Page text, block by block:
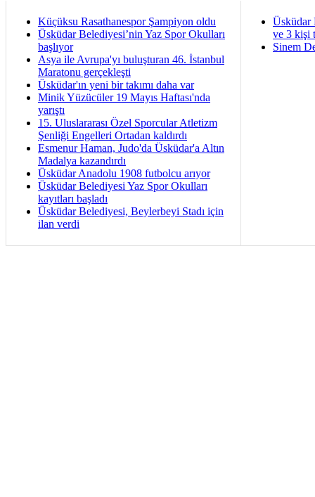
Küçüksu Rasathanespor Şampiyon oldu
Üsküdar Belediyesi’nin Yaz Spor Okulları
başlıyor
Asya ile Avrupa'yı buluşturan 46. İstanbul
Maratonu gerçekleşti
Üsküdar'ın yeni bir takımı daha var
Minik Yüzücüler 19 Mayıs Haftası'nda
yarıştı
15. Uluslararası Özel Sporcular Atletizm
Şenliği Engelleri Ortadan kaldırdı
Esmenur Haman, Judo'da Üsküdar'a Altın
Madalya kazandırdı
Üsküdar Anadolu 1908 futbolcu arıyor
Üsküdar Belediyesi Yaz Spor Okulları
kayıtları başladı
Üsküdar Belediyesi, Beylerbeyi Stadı için
ilan verdi
Üsküdar
ve 3 kişi
Sinem